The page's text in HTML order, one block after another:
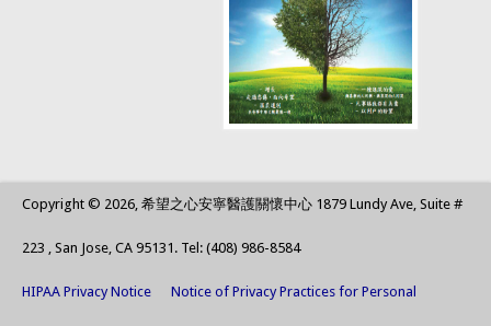
Copyright © 2026, 希望之心安寧醫護關懷中心 1879 Lundy Ave, Suite #
223 , San Jose, CA 95131. Tel: (408) 986-8584
HIPAA Privacy Notice Notice of Privacy Practices for Personal